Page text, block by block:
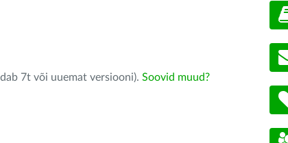
7t või uuemat versiooni). Soovid muud?